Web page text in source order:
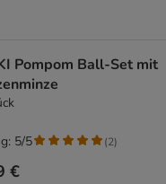
Pompom Ball-Set mit
€
5/5 (2)